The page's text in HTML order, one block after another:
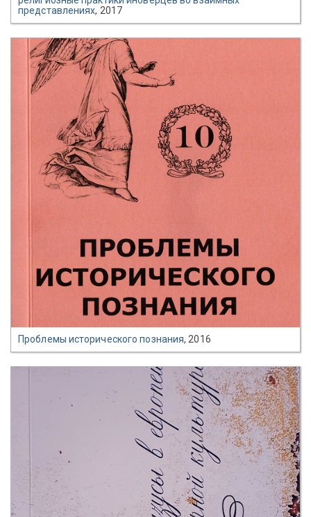
представлениях, 2017
Проблемы исторического познания, 2016